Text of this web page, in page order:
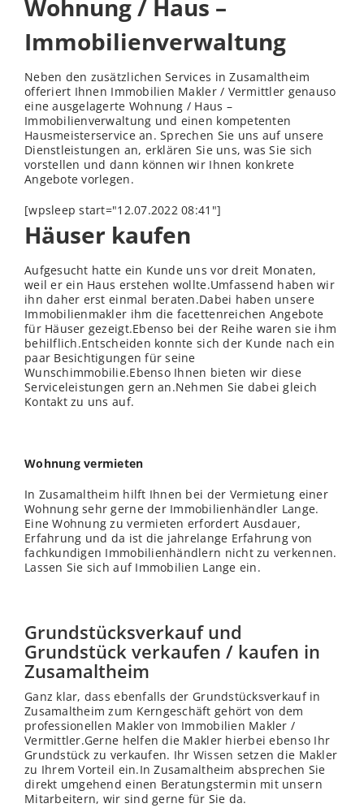
Wohnung / Haus –
Immobilienverwaltung
Neben den zusätzlichen Services in Zusamaltheim
offeriert Ihnen Immobilien Makler / Vermittler genauso
eine ausgelagerte Wohnung / Haus –
Immobilienverwaltung und einen kompetenten
Hausmeisterservice an. Sprechen Sie uns auf unsere
Dienstleistungen an, erklären Sie uns, was Sie sich
vorstellen und dann können wir Ihnen konkrete
Angebote vorlegen.
[wpsleep start="12.07.2022 08:41"]
Häuser kaufen
Aufgesucht hatte ein Kunde uns vor dreit Monaten,
weil er ein Haus erstehen wollte.Umfassend haben wir
ihn daher erst einmal beraten.Dabei haben unsere
Immobilienmakler ihm die facettenreichen Angebote
für Häuser gezeigt.Ebenso bei der Reihe waren sie ihm
behilflich.Entscheiden konnte sich der Kunde nach ein
paar Besichtigungen für seine
Wunschimmobilie.Ebenso Ihnen bieten wir diese
Serviceleistungen gern an.Nehmen Sie dabei gleich
Kontakt zu uns auf.
Wohnung vermieten
In Zusamaltheim hilft Ihnen bei der Vermietung einer
Wohnung sehr gerne der Immobilienhändler Lange.
Eine Wohnung zu vermieten erfordert Ausdauer,
Erfahrung und da ist die jahrelange Erfahrung von
fachkundigen Immobilienhändlern nicht zu verkennen.
Lassen Sie sich auf Immobilien Lange ein.
Grundstücksverkauf und
Grundstück verkaufen / kaufen in
Zusamaltheim
Ganz klar, dass ebenfalls der Grundstücksverkauf in
Zusamaltheim zum Kerngeschäft gehört von dem
professionellen Makler von Immobilien Makler /
Vermittler.Gerne helfen die Makler hierbei ebenso Ihr
Grundstück zu verkaufen. Ihr Wissen setzen die Makler
zu Ihrem Vorteil ein.In Zusamaltheim absprechen Sie
direkt umgehend einen Beratungstermin mit unsern
Mitarbeitern, wir sind gerne für Sie da.